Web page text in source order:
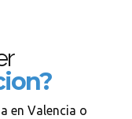
en Valencia o